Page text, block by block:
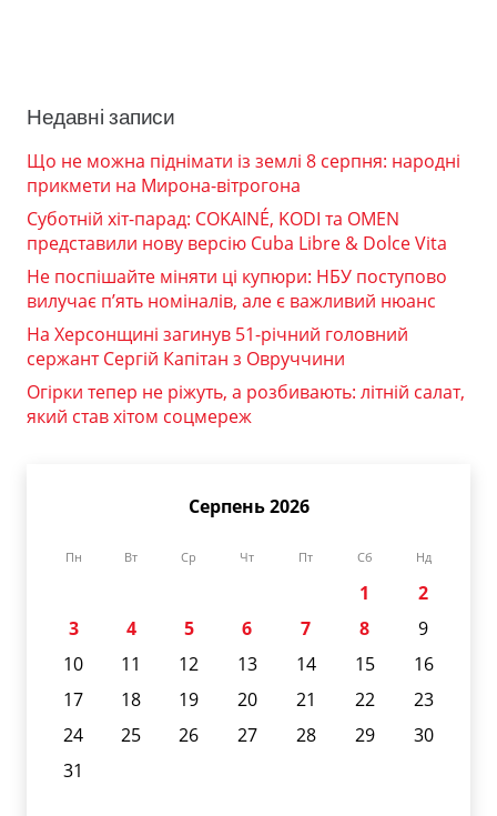
Недавні записи
Що не можна піднімати із землі 8 серпня: народні
прикмети на Мирона-вітрогона
Суботній хіт-парад: COKAINÉ, KODI та OMEN
представили нову версію Cuba Libre & Dolce Vita
Не поспішайте міняти ці купюри: НБУ поступово
вилучає п’ять номіналів, але є важливий нюанс
На Херсонщині загинув 51-річний головний
сержант Сергій Капітан з Овруччини
Огірки тепер не ріжуть, а розбивають: літній салат,
який став хітом соцмереж
Серпень 2026
Пн Вт Ср Чт Пт Сб Нд
1
2
3
4 5 6 7 8
9
10
11 12 13 14 15
16
17
18 19 20 21 22
23
24
25 26 27 28 29
30
31